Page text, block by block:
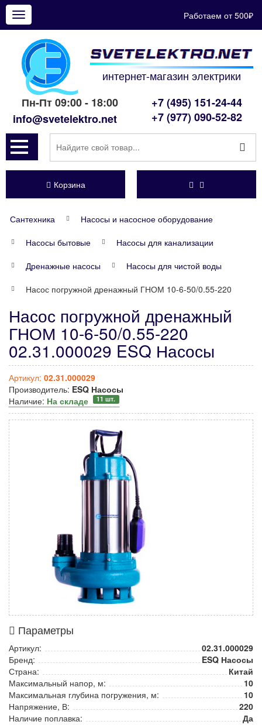
Показать
меню
Работаем от 500₽
интернет-магазин электрики
Пн-Пт 09:00 - 18:00
info@svetelektro.net
+7 (495) 151-24-44
+7 (977) 090-52-82
Корзина
Сантехника
Насосы и насосное оборудование
Насосы бытовые
Насосы для канализации
Дренажные насосы
Насосы для чистой воды
Насос погружной дренажный ГНОМ 10-6-50/0.55-220
Насос погружной дренажный
ГНОМ 10-6-50/0.55-220
02.31.000029 ESQ Насосы
Артикул: 02.31.000029
Производитель: ESQ Насосы
Наличие: На складе 11 шт.
Параметры
Артикул:
02.31.000029
Бренд:
ESQ Насосы
Страна:
Китай
Максимальный напор, м:
10
Максимальная глубина погружения, м:
10
Напряжение, В:
220
Наличие поплавка:
Да